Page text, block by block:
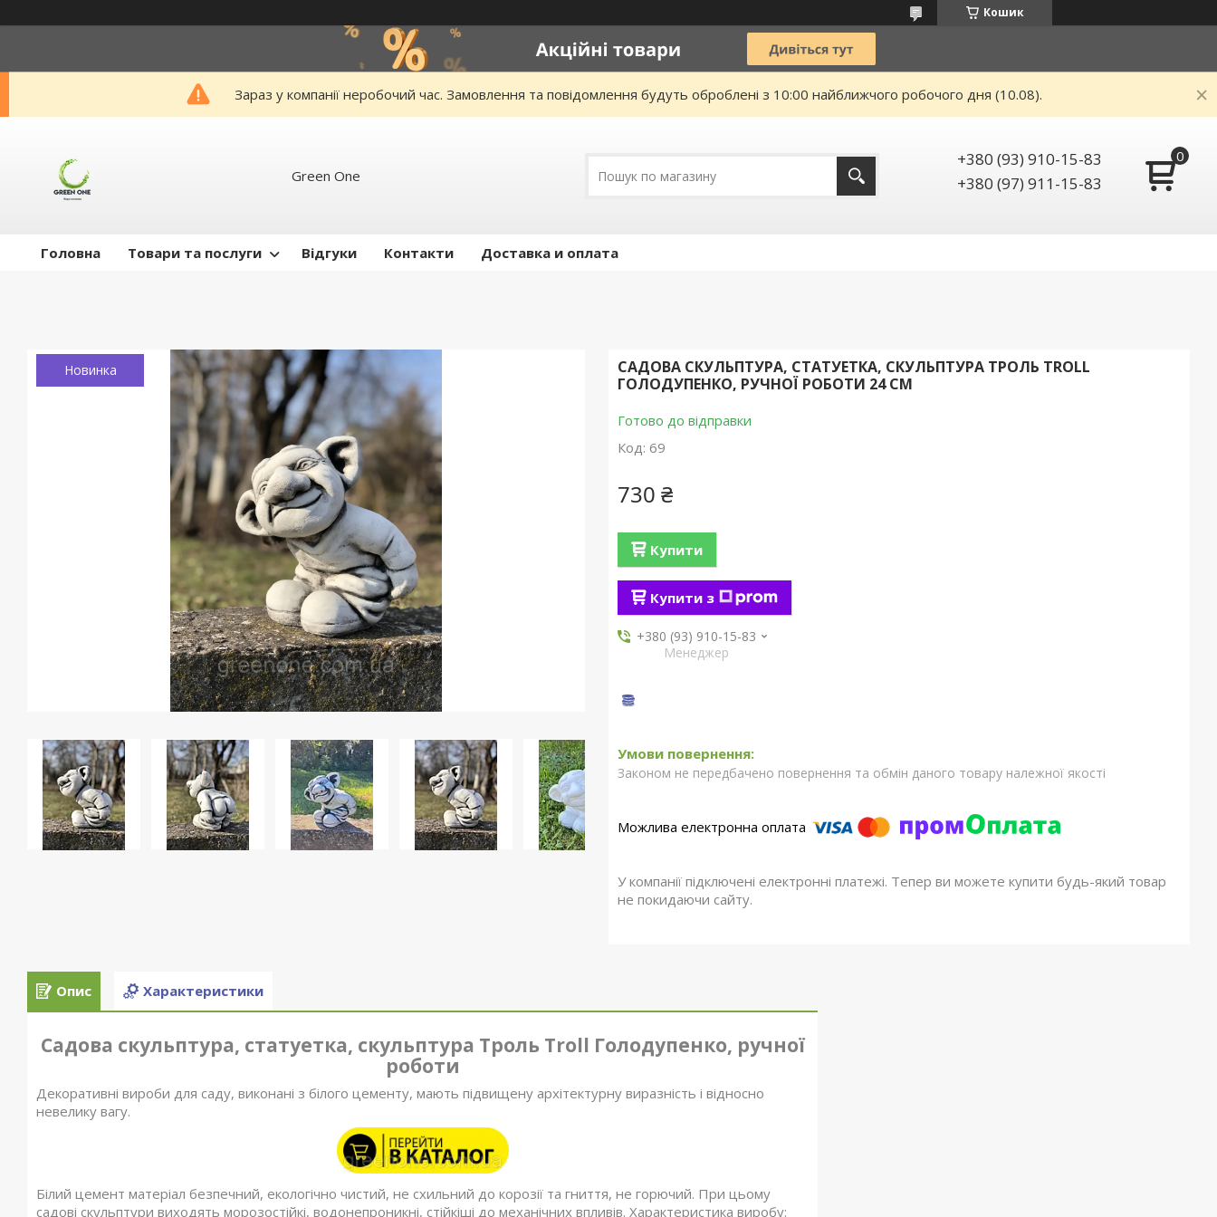
Кошик
Зараз у компанії неробочий час. Замовлення та повідомлення будуть оброблені з 10:00 найближчого робочого дня (10.08).
Green One
+380 (93) 910-15-83
+380 (97) 911-15-83
Головна Товари та послуги Відгуки Контакти Доставка и оплата
Новинка
САДОВА СКУЛЬПТУРА, СТАТУЕТКА, СКУЛЬПТУРА ТРОЛЬ TROLL
ГОЛОДУПЕНКО, РУЧНОЇ РОБОТИ 24 СМ
Готово до відправки
Код: 69
730 ₴
Купити
Купити з
+380 (93) 910-15-83
Менеджер
Законом не передбачено повернення та обмін даного товару належної якості
У компанії підключені електронні платежі. Тепер ви можете купити будь-який товар
не покидаючи сайту.
Опис Характеристики
Садова скульптура, статуетка, скульптура Троль Troll Голодупенко, ручної
роботи
Декоративні вироби для саду, виконані з білого цементу, мають підвищену архітектурну виразність і відносно
невелику вагу.
Білий цемент матеріал безпечний, екологічно чистий, не схильний до корозії та гниття, не горючий. При цьому
садові скульптури виходять морозостійкі, водонепроникні, стійкіші до механічних впливів. Характеристика виробу: